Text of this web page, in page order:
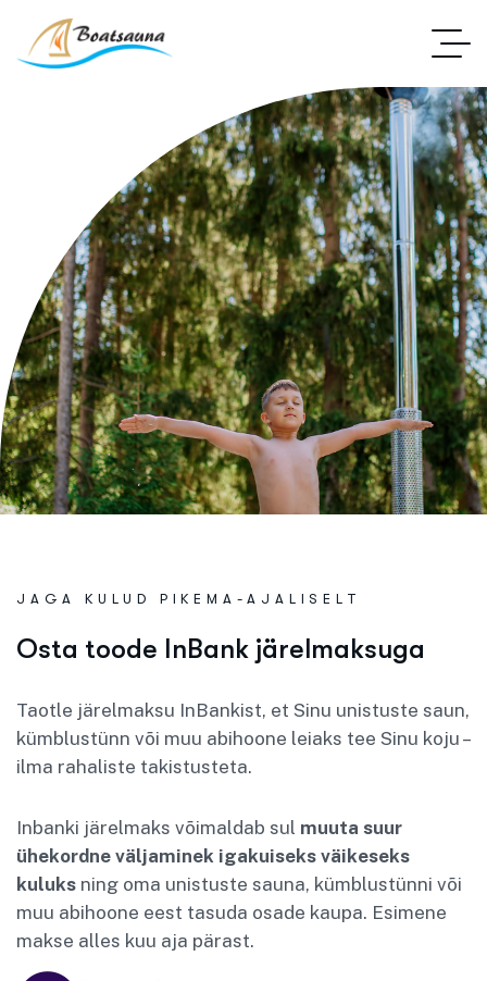
JAGA KULUD PIKEMA-AJALISELT
Osta toode InBank järelmaksuga
Taotle järelmaksu InBankist, et Sinu unistuste saun,
kümblustünn või muu abihoone leiaks tee Sinu koju –
ilma rahaliste takistusteta.
Inbanki järelmaks võimaldab sul muuta suur
ühekordne väljaminek igakuiseks väikeseks
kuluks ning oma unistuste sauna, kümblustünni või
muu abihoone eest tasuda osade kaupa. Esimene
makse alles kuu aja pärast.